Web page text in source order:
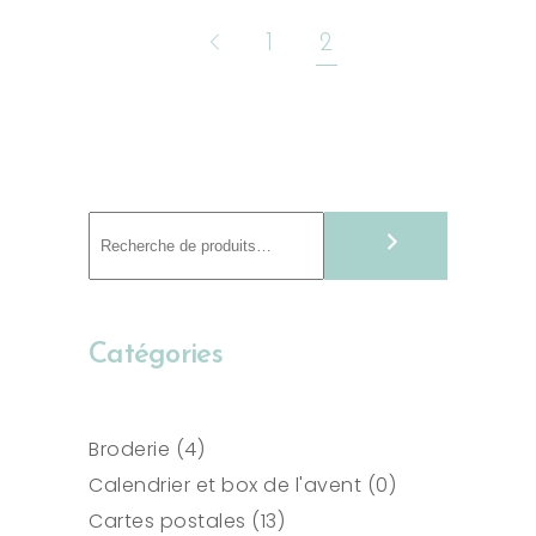
1 2
Catégories
Broderie 44
produits
Calendrier et box de l'avent 00
Cartes postales 1313